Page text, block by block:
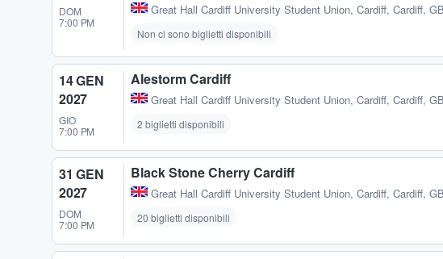
DOM
7:00 PM
Great Hall Cardiff University Student Union, Cardiff, Cardiff, GB
Non ci sono biglietti disponibili
14 GEN
2027
GIO
7:00 PM
Alestorm Cardiff
Great Hall Cardiff University Student Union, Cardiff, Cardiff, GB
2 biglietti disponibili
31 GEN
2027
DOM
7:00 PM
Black Stone Cherry Cardiff
Great Hall Cardiff University Student Union, Cardiff, Cardiff, GB
20 biglietti disponibili